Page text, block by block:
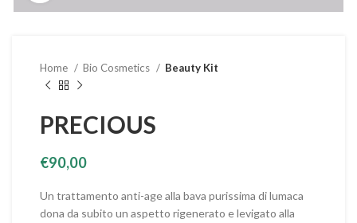
Home Bio Cosmetics Beauty Kit
PRECIOUS
€90,00
Un trattamento anti-age alla bava purissima di lumaca
dona da subito un aspetto rigenerato e levigato alla